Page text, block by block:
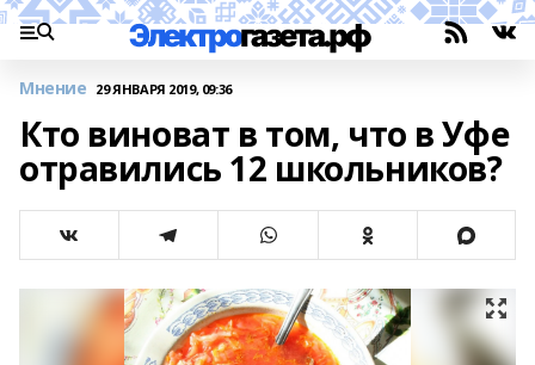
Мнение 29 ЯНВАРЯ 2019, 09:36
Кто виноват в том, что в Уфе
отравились 12 школьников?